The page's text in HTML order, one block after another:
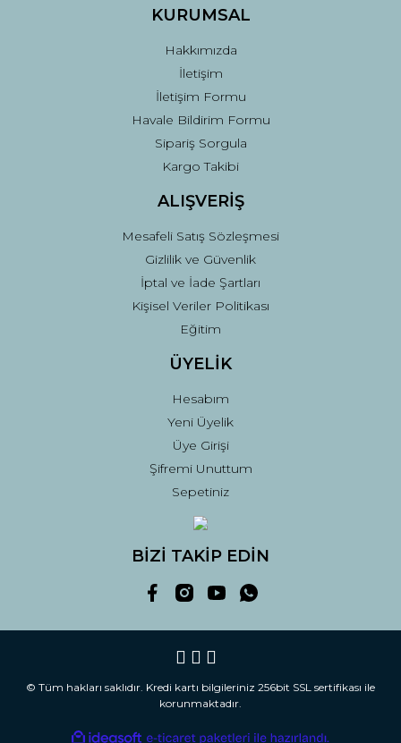
Ürün fiyatı diğer sitelerden daha pahalı.
Gönder
KURUMSAL
Hakkımızda
İletişim
İletişim Formu
Havale Bildirim Formu
Sipariş Sorgula
Kargo Takibi
ALIŞVERİŞ
Mesafeli Satış Sözleşmesi
Gizlilik ve Güvenlik
İptal ve İade Şartları
Kişisel Veriler Politikası
Eğitim
ÜYELİK
Hesabım
Yeni Üyelik
Üye Girişi
Şifremi Unuttum
Sepetiniz
BİZİ TAKİP EDİN
© Tüm hakları saklıdır. Kredi kartı bilgileriniz 256bit SSL sertifikası ile
korunmaktadır.
ideasoft e-